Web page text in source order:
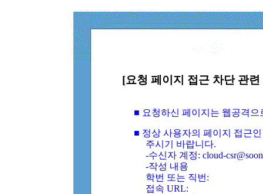
[요청 페이지 접근 차단 관
■ 요청하신 페이지는 웹공격
■ 정상 사용자의 페이지 접근
주시기 바랍니다.
-수신자 계정: cloud-
-작성 내용
학번 또는 직번:
접속 URL: